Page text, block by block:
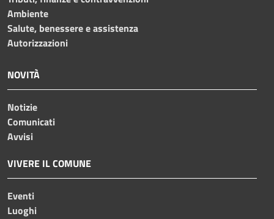
Ambiente
Salute, benessere e assistenza
Autorizzazioni
NOVITÀ
Notizie
Comunicati
Avvisi
VIVERE IL COMUNE
Eventi
Luoghi